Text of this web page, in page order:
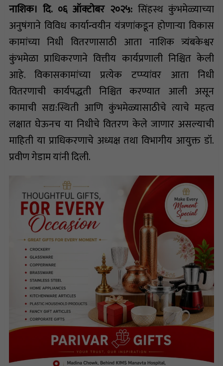
नाशिक। दि. ०६ ऑक्टोबर २०२५: सिंहस्थ कुंभमेळ्याच्या
अनुषंगाने विविध कार्यान्वयीन यंत्रणांकडून होणाऱ्या विकास
कामांच्या निधी वितरणासाठी आता नाशिक त्र्यंबकेश्वर
कुंभमेळा प्राधिकरणाने वित्तीय कार्यप्रणाली निश्चित केली
आहे. विकासकामांच्या प्रत्येक टप्प्यांवर आता निधी
वितरणाची कार्यपद्धती निश्चित करण्यात आली असून
कामाची सद्य:स्थिती आणि कुंभमेळ्यासाठीचे त्याचे महत्व
लक्षात घेऊनच या निधीचे वितरण केले जाणार असल्याची
माहिती या प्राधिकरणाचे अध्यक्ष तथा विभागीय आयुक्त डॉ.
प्रवीण गेडाम यांनी दिली.